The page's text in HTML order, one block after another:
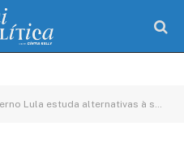
Lula estuda alternativas à sobretaxa de 50% dos EUA